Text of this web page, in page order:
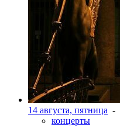
14 августа, пятница -
концерты